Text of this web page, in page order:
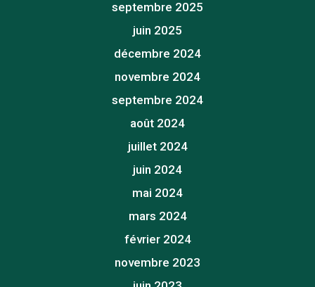
septembre 2025
juin 2025
décembre 2024
novembre 2024
septembre 2024
août 2024
juillet 2024
juin 2024
mai 2024
mars 2024
février 2024
novembre 2023